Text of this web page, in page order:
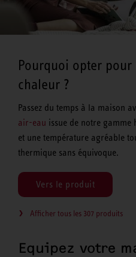
Pourquoi opter pour
chaleur ?
Passez du temps à la maison
air-eau issue de notre gamme
et une température agréable
thermique sans équivoque.
Vers le produit
Afficher tous les 307 produits
Equipez votre